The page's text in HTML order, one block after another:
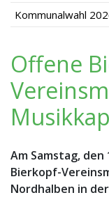
Kommunalwahl
Offene
Am Samstag,
Bierkopf-
Nordhalben in